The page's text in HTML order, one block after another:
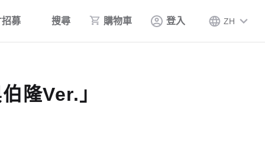
募 搜尋 購物車 登入 ZH
隆Ver.」